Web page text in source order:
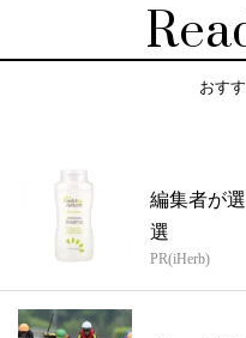
おす
編集者が
選
PR(iHerb)